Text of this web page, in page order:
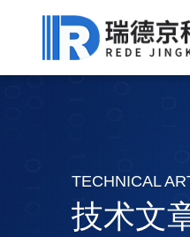
TECHNICAL
技术文